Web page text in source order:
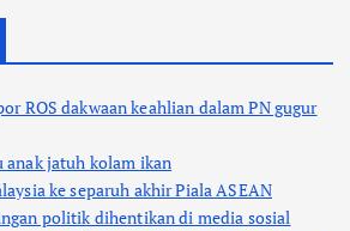
ROS dakwaan keahlian dalam PN gugur
anak jatuh kolam ikan
ke separuh akhir Piala ASEAN
politik dihentikan di media sosial